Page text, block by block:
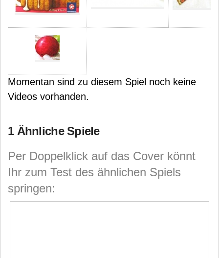
Momentan sind zu diesem Spiel noch keine
Videos vorhanden.
1 Ähnliche Spiele
Per Doppelklick auf das Cover könnt
Ihr zum Test des ähnlichen Spiels
springen: